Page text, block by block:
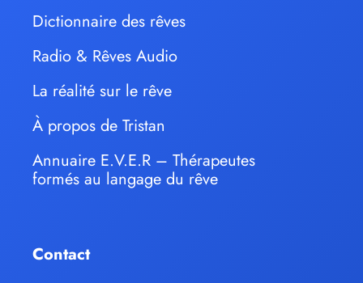
Dictionnaire des rêves
Radio & Rêves Audio
La réalité sur le rêve
À propos de Tristan
Annuaire E.V.E.R – Thérapeutes
formés au langage du rêve
Contact